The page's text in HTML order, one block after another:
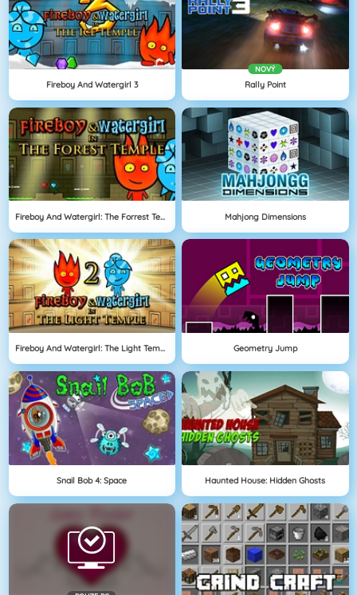
Fireboy And Watergirl 3
NOVÝ
Rally Point
Fireboy And Watergirl: The Forrest Temple Mahjong Dimensions
Fireboy And Watergirl: The Light Temple Geometry Jump
Snail Bob 4: Space Haunted House: Hidden Ghosts